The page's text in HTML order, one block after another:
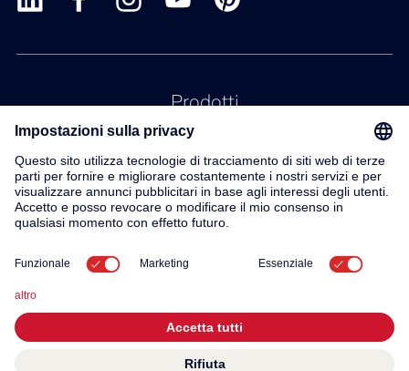
Prodotti
Servizio
Contatto
Su di noi
Protezione dei dati